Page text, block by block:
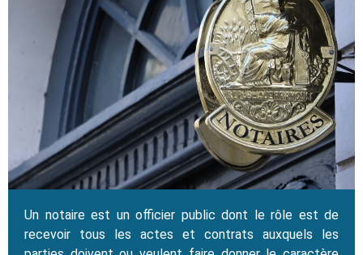
Un notaire est un officier public dont le rôle est de
recevoir tous les actes et contrats auxquels les